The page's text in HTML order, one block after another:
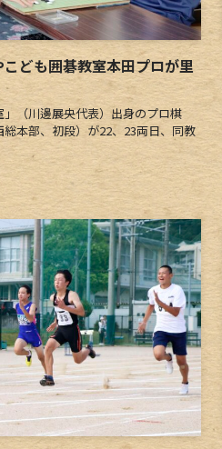
ども囲碁教室本田プロが里
（川邊展央代表）出身のプロ棋
本部、初段）が22、23両日、同教